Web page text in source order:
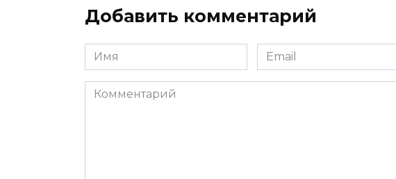
Добавить комментарий
Имя
*
Email
*
Комментарий